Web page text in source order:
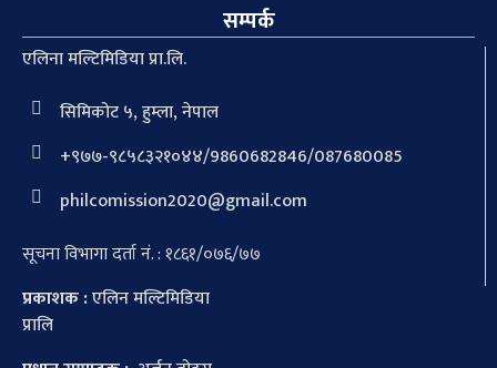
सम्पर्क
एलिना मल्टिमिडिया प्रा.लि.
सिमिकोट ५, हुम्ला, नेपाल
+९७७-९८५८३२१०४४/9860682846/087680085
philcomission2020@gmail.com
सूचना विभागा दर्ता नं. : १८६१/०७६/७७
प्रकाशक :एलिन मल्टिमिडिया
प्रालि